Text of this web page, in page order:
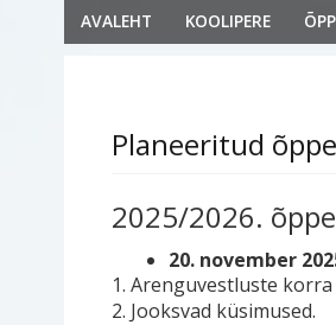
AVALEHT KOOLIPERE
Planeeritud
2025/2026.
20. november
1. Arenguvestluste
2. Jooksvad küsimused.